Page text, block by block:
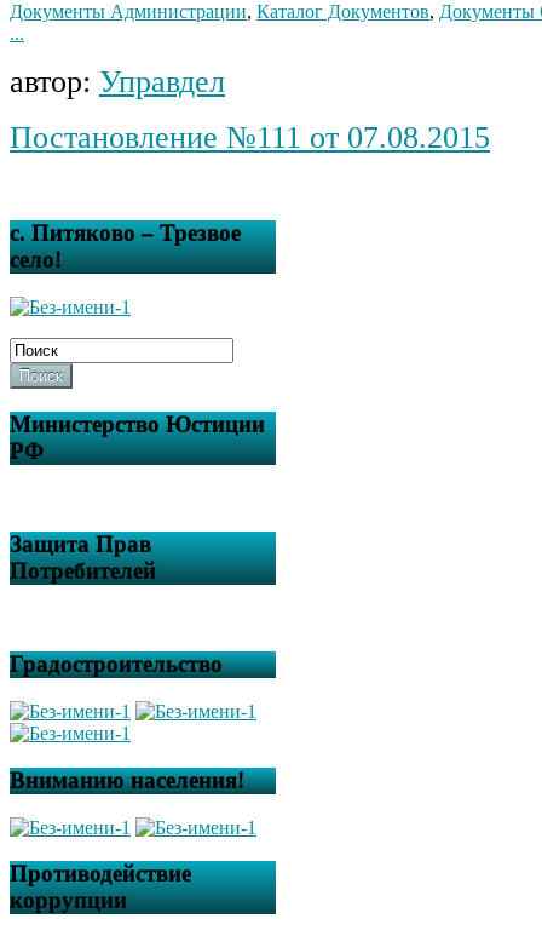
Документы Администрации, Каталог Документов, Документы
...
автор: Управдел
Постановление №111 от 07.08.2015
с. Питяково – Трезвое
село!
Поиск
Министерство Юстиции
РФ
Защита Прав
Потребителей
Градостроительство
Вниманию населения!
Противодействие
коррупции